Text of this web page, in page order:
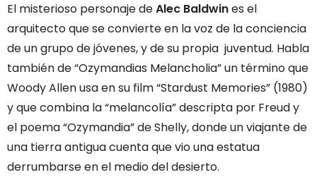
El misterioso personaje deAlec Baldwines el
arquitecto que se convierte en la voz de la conciencia
de un grupo de jóvenes, y de su propia juventud. Habla
también de “Ozymandias Melancholia” un término que
Woody Allen usa en su film “Stardust Memories” (1980)
y que combina la “melancolía” descripta por Freud y
el poema “Ozymandia” de Shelly, donde un viajante de
una tierra antigua cuenta que vio una estatua
derrumbarse en el medio del desierto.